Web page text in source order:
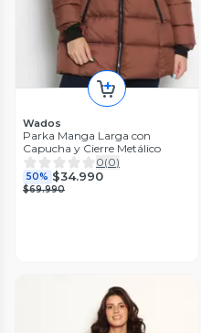
Wados
Parka Manga Larga con
Capucha y Cierre Metálico
0(0)
50% $34.990
$69.990